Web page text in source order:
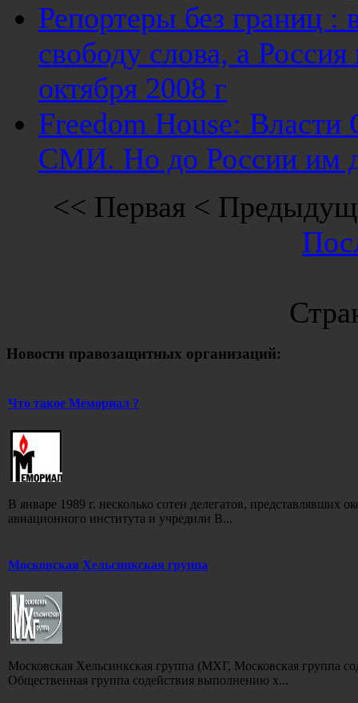
Репортеры без границ
свободу слова, а
октября 2008 г
Freedom House:
СМИ. Но до России им
<< Первая <
Новости правозащитных организаций:
Что такое Мемориал ?
В январе 1989 г. несколько сотен делегатов, представлявших
авиационного института и учредили В...
Московская Хельсинкская группа
Московская Хельсинкская группа (МХГ, Московская группа
Общественная группа содействия выполнению х...